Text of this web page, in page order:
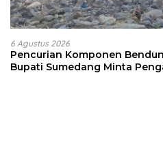
6 Agustus 2026
Pencurian Komponen
Bupati Sumedang Minta